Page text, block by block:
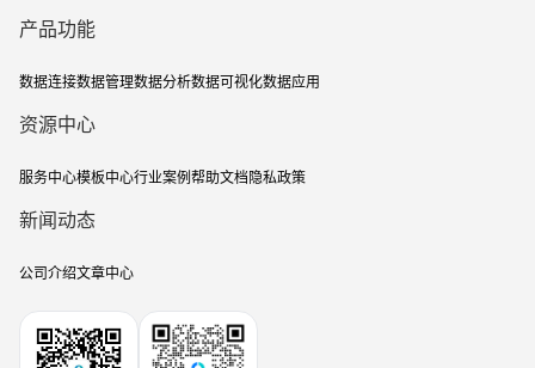
产品功能
数据连接数据管理数据分析数据可视化数据应用
资源中心
服务中心模板中心行业案例帮助文档隐私政策
新闻动态
公司介绍文章中心